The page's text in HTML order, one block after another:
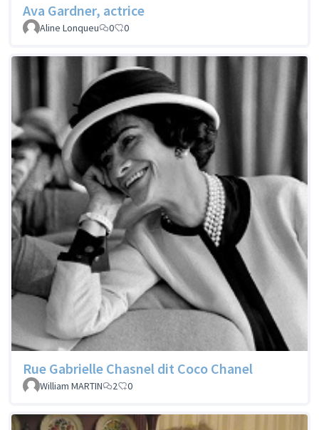
Ava Gardner, actrice
Aline Lonqueu 0 0
Rue Gabrielle Chasnel dit Coco Chanel
William MARTIN 2 0